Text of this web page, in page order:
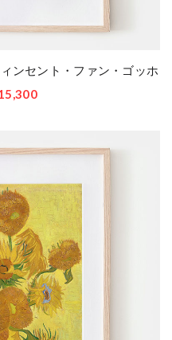
ンセント・ファン・ゴッホ